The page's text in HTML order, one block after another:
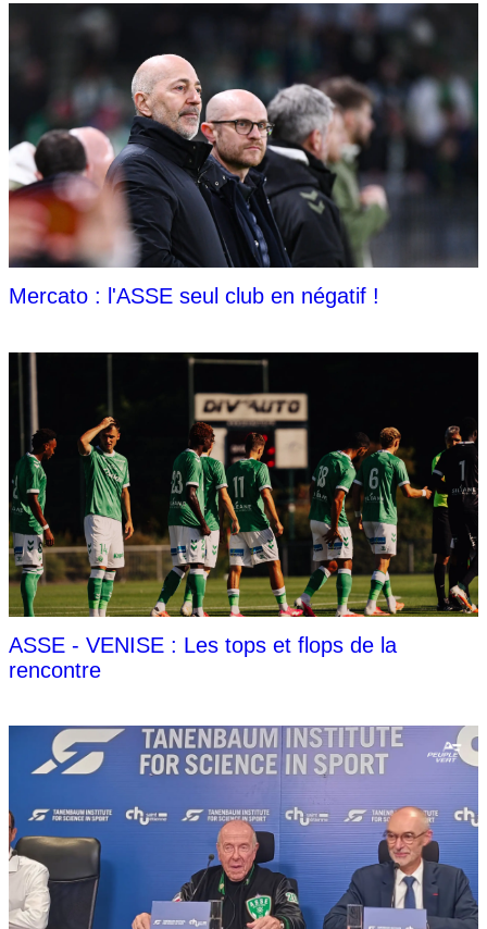
Mercato : l'ASSE seul club en négatif !
ASSE - VENISE : Les tops et flops de la
rencontre